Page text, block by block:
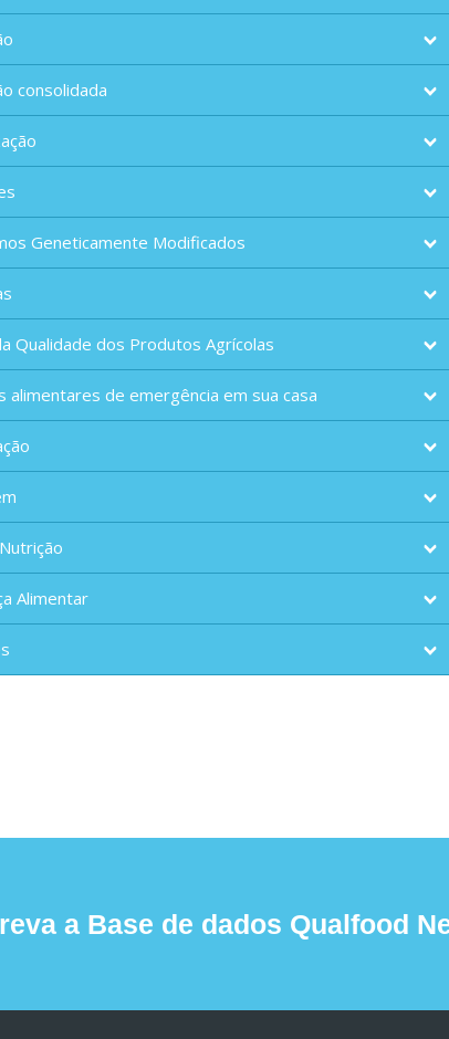
consolidada
Geneticamente Modificados
Qualidade dos Produtos Agrícolas
alimentares de emergência em sua casa
Alimentar
a Base de dados Qualfood